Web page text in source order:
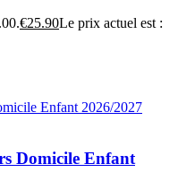
€25.90Le prix actuel est :
Domicile Enfant